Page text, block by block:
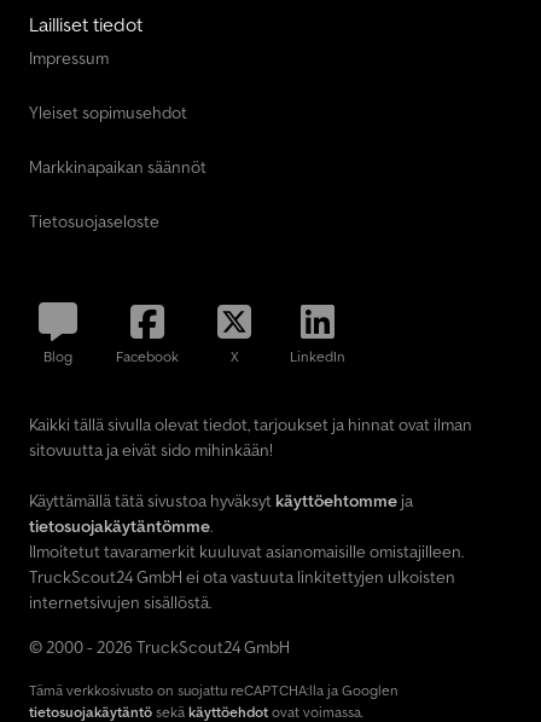
Lailliset tiedot
Impressum
Yleiset sopimusehdot
Markkinapaikan säännöt
Tietosuojaseloste
Blog Facebook X LinkedIn
Kaikki tällä sivulla olevat tiedot, tarjoukset ja hinnat ovat ilman
sitovuutta ja eivät sido mihinkään!
Käyttämällä tätä sivustoa hyväksyt käyttöehtomme ja
tietosuojakäytäntömme.
Ilmoitetut tavaramerkit kuuluvat asianomaisille omistajilleen.
TruckScout24 GmbH ei ota vastuuta linkitettyjen ulkoisten
internetsivujen sisällöstä.
© 2000 - 2026 TruckScout24 GmbH
Tämä verkkosivusto on suojattu reCAPTCHA:lla ja Googlen
tietosuojakäytäntö sekä käyttöehdot ovat voimassa.